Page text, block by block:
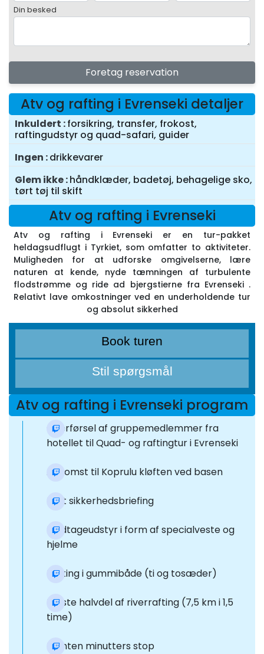
Din besked
Foretag reservation
Atv og rafting i Evrenseki detaljer
Inkuldert forsikring, transfer, frokost,
raftingudstyr og quad-safari, guider
Ingen drikkevarer
Glem ikke håndklæder, badetøj, behagelige sko,
tørt tøj til skift
Atv og rafting i Evrenseki
Atv og rafting i Evrenseki er en tur-pakket
heldagsudflugt i Tyrkiet, som omfatter to aktiviteter.
Muligheden for at udforske omgivelserne, lære
naturen at kende, nyde tæmningen af turbulente
flodstrømme og ride ad bjergstierne fra Evrenseki .
Relativt lave omkostninger ved en underholdende tur
og absolut sikkerhed
Book turen
Stil spørgsmål
Atv og rafting i Evrenseki program
Overførsel af gruppemedlemmer fra
hotellet til Quad- og raftingtur i Evrenseki
Ankomst til Koprulu kløften ved basen
Kort sikkerhedsbriefing
Modtageudstyr i form af specialveste og
hjelme
Rafting i gummibåde (ti og tosæder)
Første halvdel af riverrafting (7,5 km i 1,5
time)
Femten minutters stop